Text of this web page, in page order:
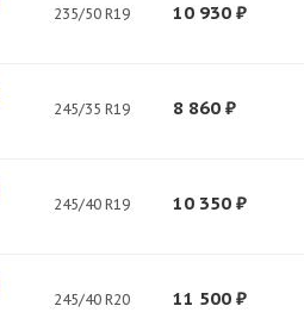
235/50 R19 10 930 ₽
245/35 R19 8 860 ₽
245/40 R19 10 350 ₽
245/40 R20 11 500 ₽